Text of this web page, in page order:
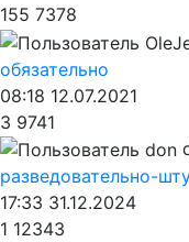
155 7378
обязательно
08:18 12.07.2021
3 9741
разведовательно-
17:33 31.12.2024
1 12343